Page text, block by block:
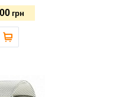
грн